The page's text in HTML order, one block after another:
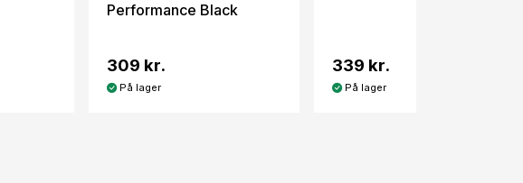
Performance Black
309 kr.
På lager
339 kr.
På lager